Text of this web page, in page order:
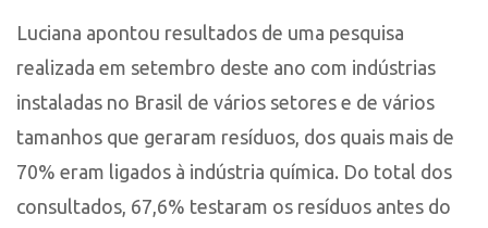
Luciana apontou resultados de uma pesquisa
realizada em setembro deste ano com indústrias
instaladas no Brasil de vários setores e de vários
tamanhos que geraram resíduos, dos quais mais de
70% eram ligados à indústria química. Do total dos
consultados, 67,6% testaram os resíduos antes do